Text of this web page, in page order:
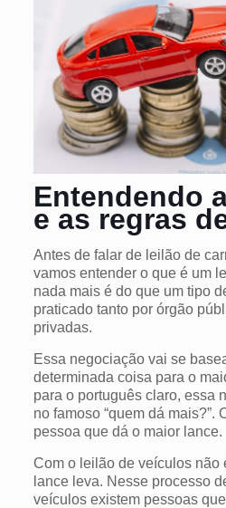
Entendendo
e as regras
Antes de falar de leilão de
vamos entender o que é um
nada mais é do que um tipo
praticado tanto por órgão
privadas.
Essa negociação vai se
determinada coisa para o
para o português claro, essa
no famoso “quem dá mais?”.
pessoa que dá o maior lance.
Com o leilão de veículos não
lance leva. Nesse processo
veículos existem pessoas